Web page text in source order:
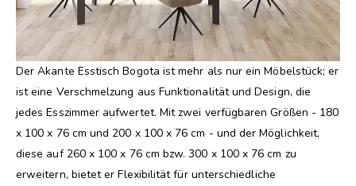
Der Akante Esstisch Bogota ist mehr als nur ein Möbelstück; er
ist eine Verschmelzung aus Funktionalität und Design, die
jedes Esszimmer aufwertet. Mit zwei verfügbaren Größen - 180
x 100 x 76 cm und 200 x 100 x 76 cm - und der Möglichkeit,
diese auf 260 x 100 x 76 cm bzw. 300 x 100 x 76 cm zu
erweitern, bietet er Flexibilität für unterschiedliche